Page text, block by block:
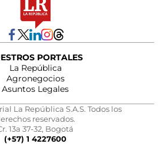
PORTALES
La República
Agronegocios
Asuntos Legales
La República S.A.S. Todos los
reservados.
13a 37-32, Bogotá
(+57) 1 4227600